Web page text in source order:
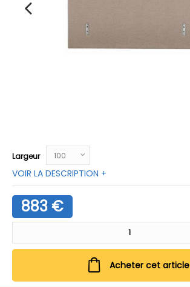
Largeur
VOIR LA DESCRIPTION +
883 €
Acheter cet article